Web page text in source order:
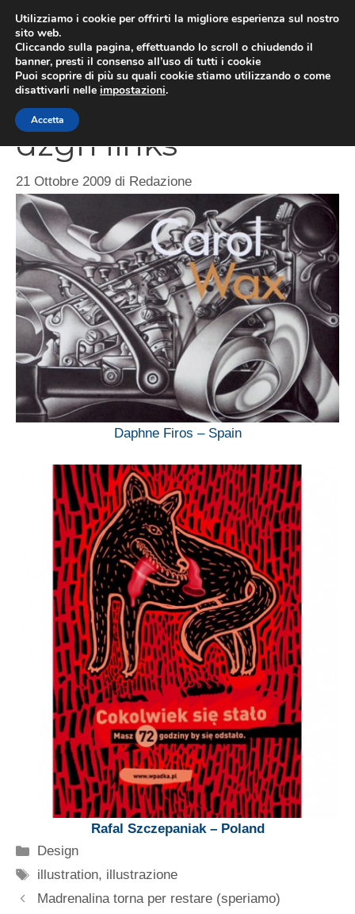
contenuto
dzgn links
21 Ottobre 2009 di Redazione
Daphne Firos – Spain
Rafal Szczepaniak – Poland
Categorie
Design
Tag
illustration, illustrazione
Madrenalina torna per restare (speriamo)
Utilizziamo i cookie per offrirti la migliore esperienza sul nostro
sito web.
Cliccando sulla pagina, effettuando lo scroll o chiudendo il
banner, presti il consenso all’uso di tutti i cookie
Puoi scoprire di più su quali cookie stiamo utilizzando o come
disattivarli nelle impostazioni.
Accetta